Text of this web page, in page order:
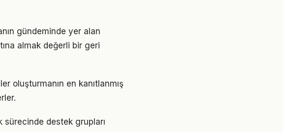
gündeminde yer alan
almak değerli bir geri
oluşturmanın en kanıtlanmış
sürecinde destek grupları